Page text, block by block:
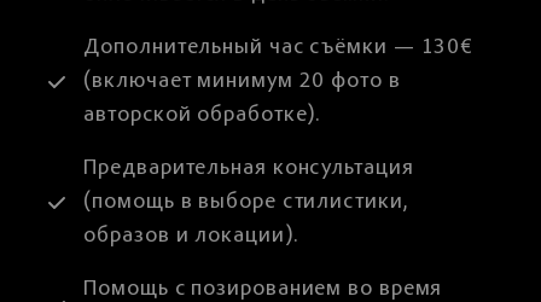
Дополнительный час съёмки — 130€
(включает минимум 20 фото в
авторской обработке).
Предварительная консультация
(помощь в выборе стилистики,
образов и локации).
Помощь с позированием во время